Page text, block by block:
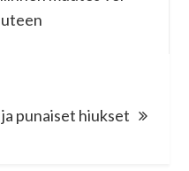
punaiset hiukset